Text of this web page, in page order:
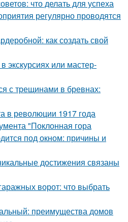
что делать для успеха
регулярно проводятся
как создать свой
экскурсиях или мастер-
с трещинами в бревнах:
в революции 1917 года
"Поклонная гора
под окном: причины и
достижения связаны
ворот: что выбрать
преимущества домов